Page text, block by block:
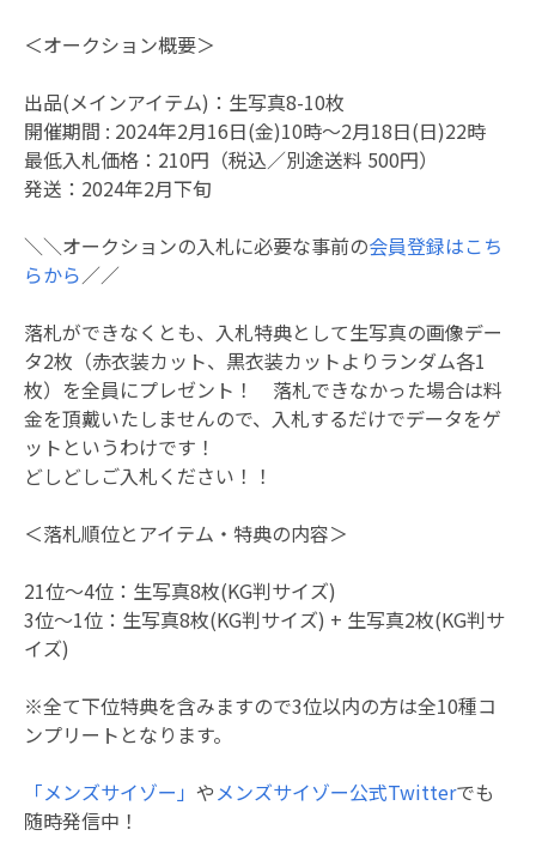
＜オークション概要＞
出品(メインアイテム)：生写真8-10枚
開催期間 : 2024年2月16日(金)10時～2月18日(日)22時
最低入札価格：210円（税込／別途送料 500円）
発送：2024年2月下旬
＼＼オークションの入札に必要な事前の会員登録はこち
らから／／
落札ができなくとも、入札特典として生写真の画像デー
タ2枚（赤衣装カット、黒衣装カットよりランダム各1
枚）を全員にプレゼント！ 落札できなかった場合は料
金を頂戴いたしませんので、入札するだけでデータをゲ
ットというわけです！
どしどしご入札ください！！
＜落札順位とアイテム・特典の内容＞
21位～4位：生写真8枚(KG判サイズ)
3位～1位：生写真8枚(KG判サイズ) + 生写真2枚(KG判サ
イズ)
※全て下位特典を含みますので3位以内の方は全10種コ
ンプリートとなります。
「メンズサイゾー」 やメンズサイゾー公式Twitterでも
随時発信中！